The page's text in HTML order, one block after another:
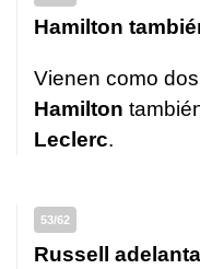
Hamilton
Vienen como
Hamilton
Leclerc.
53/62
Russell